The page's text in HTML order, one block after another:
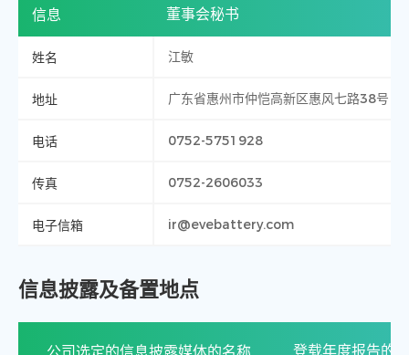
信息 董事会秘书
姓名 江敏
地址 广东省惠州市仲恺高新区惠风七路38号
电话 0752-5751928
传真 0752-2606033
电子信箱 ir@evebattery.com
信息披露及备置地点
公司选定的信息披露媒体的名称 登载年度报告的